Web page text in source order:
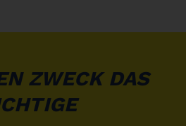
ZWECK DAS